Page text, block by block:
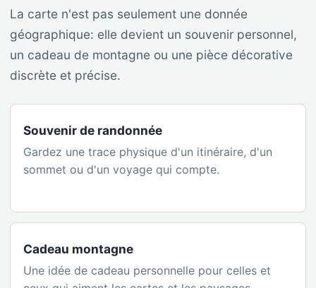
La carte n'est pas seulement une donnée
géographique: elle devient un souvenir personnel,
un cadeau de montagne ou une pièce décorative
discrète et précise.
Souvenir de randonnée
Gardez une trace physique d'un itinéraire, d'un
sommet ou d'un voyage qui compte.
Cadeau montagne
Une idée de cadeau personnelle pour celles et